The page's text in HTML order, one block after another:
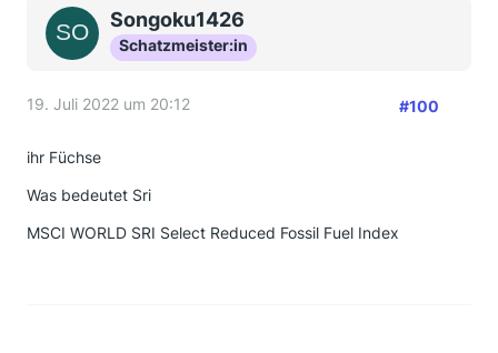
Songoku1426
Schatzmeister:in
19. Juli 2022 um 20:12 #100
ihr Füchse
Was bedeutet Sri
MSCI WORLD SRI Select Reduced Fossil Fuel Index